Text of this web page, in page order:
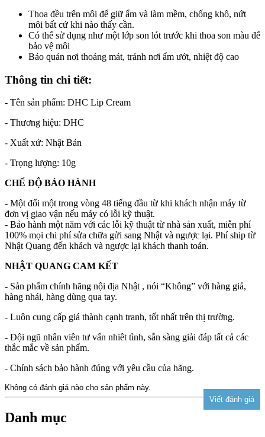
Thoa đều trên môi để giữ ẩm và làm mềm, chống khô, nứt
môi bất cứ khi nào thấy cần.
Có thể sử dụng như một lớp son lót trước khi thoa son màu để
bảo vệ môi
Bảo quản nơi thoáng mát, tránh nơi ẩm ướt, nhiệt độ cao
Thông tin chi tiết:
- Tên sản phẩm: DHC Lip Cream
- Thương hiệu: DHC
- Xuất xứ: Nhật Bản
- Trọng lượng: 10g
CHẾ ĐỘ BẢO HÀNH
- Một đổi một trong vòng 48 tiếng đầu từ khi khách nhận máy từ
đơn vị giao vận nếu máy có lỗi kỹ thuật.
- Bảo hành một năm với các lỗi kỹ thuật từ nhà sản xuất, miễn phí
100% mọi chi phí sửa chữa gửi sang Nhật và ngược lại. Phí ship từ
Nhật Quang đến khách và ngược lại khách thanh toán.
NHẬT QUANG CAM KẾT
- Sản phẩm chính hãng nội địa Nhật , nói “Không” với hàng giả,
hàng nhái, hàng dùng qua tay.
- Luôn cung cấp giá thành cạnh tranh, tốt nhất trên thị trường.
- Đội ngũ nhân viên tư vấn nhiêt tình, sẵn sàng giải đáp tất cả các
thắc mắc về sản phẩm.
- Chính sách bảo hành đúng với yêu cầu của hãng.
Không có đánh giá nào cho sản phẩm này.
Danh mục